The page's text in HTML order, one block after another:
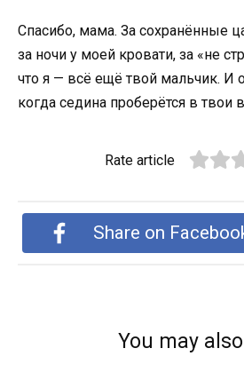
Спасибо, мама. За сохранённые
за ночи у моей кровати, за «не
что я — всё ещё твой мальчик. И
когда седина проберётся в твои
Rate article
Share on
You may